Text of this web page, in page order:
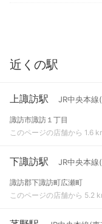
近くの駅
上諏訪駅 JR中央本線
諏訪市諏訪１丁目
このページの店舗から 1.6
下諏訪駅 JR中央本線
諏訪郡下諏訪町広瀬町
このページの店舗から 5.2